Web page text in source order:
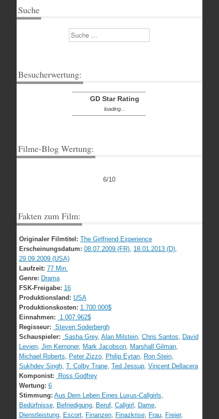
Suche
Suchen
Besucherwertung:
GD Star Rating
loading...
Filme-Blog Wertung:
6/10
Fakten zum Film:
Originaler Filmtitel: The Girlfriend Experience
Erscheinungsdatum: 08.07.2009 (FR), 18.01.2013 (D),
29.09.2009 (USA)
Laufzeit: 77 Min.
Genre: Drama
FSK-Freigabe: 16
Produktionsland: USA
Produktionskosten: 1.700.000$
Einnahmen:
1.007.962$
Regisseur: Steven Soderbergh
Schauspieler: Sasha Grey, Alan Milstein, Chris Santos, David
Levien, Jim Kempner, Mark Jacobson, Marshall Gilman,
Michael Roberts, Peter Zizzo, Philip Eytan, Ron Stein,
Sukhdev Singh, T. Colby Trane, Ted Jessup, Vincent Dellacera
Komponist:
Ross Godfrey
Wertung: 6
Stimmung: Aus Dem Leben Eines Luxus-Callgirls,
Bedürfnisse, Befriedigung, Beruf, Callgirl , Dame,
Dienstleistung, Escort, Finanzen, Finazkrise, Frau, Freier,